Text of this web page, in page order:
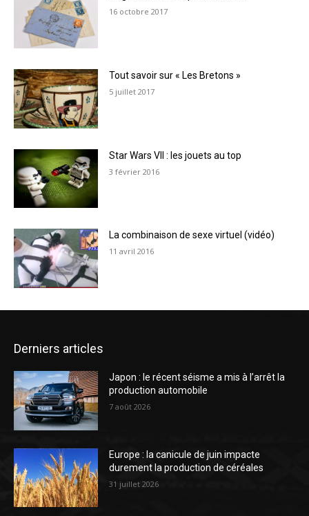
16 octobre 2017
Tout savoir sur « Les Bretons »
5 juillet 2017
Star Wars VII : les jouets au top
3 février 2016
La combinaison de sexe virtuel (vidéo)
11 avril 2016
Derniers articles
Japon : le récent séisme a mis à l’arrêt la
production automobile
7 août 2026
Europe : la canicule de juin impacte
durement la production de céréales
31 juillet 2026